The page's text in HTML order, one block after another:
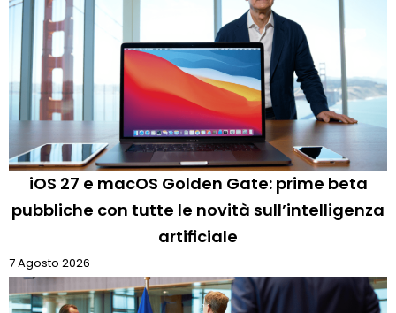
iOS 27 e macOS Golden Gate: prime beta
pubbliche con tutte le novità sull’intelligenza
artificiale
7 Agosto 2026